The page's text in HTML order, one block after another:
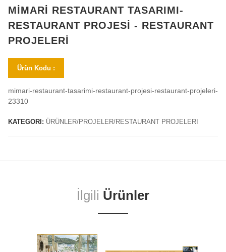
MİMARİ RESTAURANT TASARIMI-
RESTAURANT PROJESİ - RESTAURANT
PROJELERİ
Ürün Kodu :
mimari-restaurant-tasarimi-restaurant-projesi-restaurant-projeleri-
23310
KATEGORI: ÜRÜNLER/PROJELER/RESTAURANT PROJELERI
İlgili Ürünler